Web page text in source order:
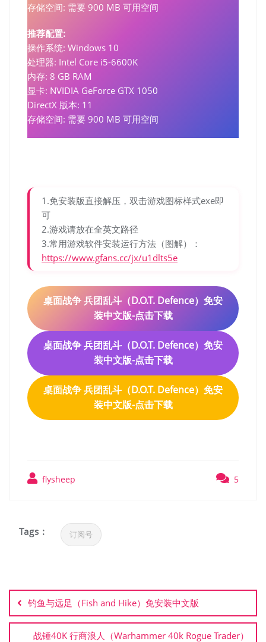
存储空间: 需要 900 MB 可用空间
推荐配置:
操作系统: Windows 10
处理器: Intel Core i5-6600K
内存: 8 GB RAM
显卡: NVIDIA GeForce GTX 1050
DirectX 版本: 11
存储空间: 需要 900 MB 可用空间
1.免安装版直接解压，双击游戏图标样式exe即
可
2.游戏请放在全英文路径
3.常用游戏软件安装运行方法（图解）：
https://www.gfans.cc/jx/u1dlts5e
桌面战争 兵团乱斗（D.O.T. Defence）免安
装中文版-点击下载
桌面战争 兵团乱斗（D.O.T. Defence）免安
装中文版-点击下载
桌面战争 兵团乱斗（D.O.T. Defence）免安
装中文版-点击下载
flysheep 5
Tags : 订阅号
章
导
航
钓鱼与远足（Fish and Hike）免安装中文版
战锤40K 行商浪人（Warhammer 40k Rogue Trader）